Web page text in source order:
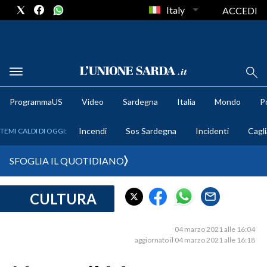
METEO
CRONACA SARDEGNA
Italy ACCEDI
ProgrammaUS Video Sardegna Italia Mondo
TEMI CALDI DI OGGI: Incendi Sos Sardegna Incidenti
SFOGLIA IL QUOTIDIANO
CULTURA
04 marzo 2021 alle 16:04
aggiornato il 04 marzo 2021 alle 16:18